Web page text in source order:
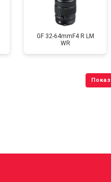
GF 32-64mmF4 R LM
WR